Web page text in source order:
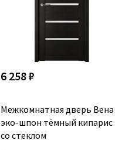
6 258 ₽
Межкомнатная дверь Вена
эко-шпон тёмный кипарис
со стеклом